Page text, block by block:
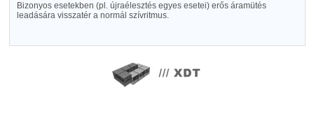
Bizonyos esetekben (pl. újraélesztés egyes esetei) erős áramütés
leadására visszatér a normál szívritmus.